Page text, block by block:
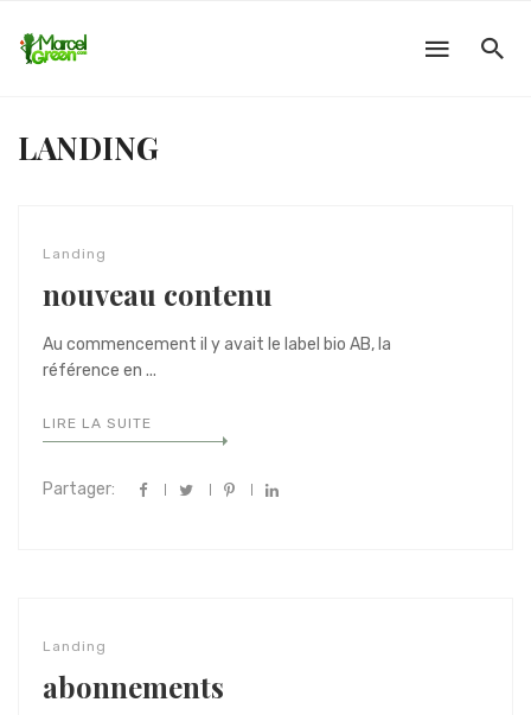
LANDING
Landing
nouveau contenu
Au commencement il y avait le label bio AB, la
référence en ...
LIRE LA SUITE
Partager:
Landing
abonnements